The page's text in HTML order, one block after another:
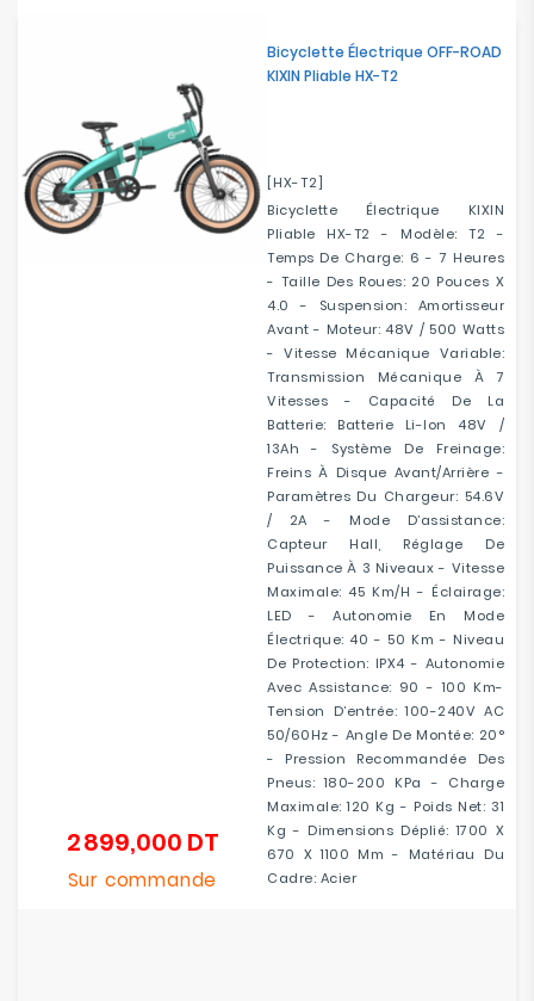
Bicyclette Électrique OFF-ROAD
KIXIN Pliable HX-T2
[HX-T2]
Bicyclette Électrique KIXIN
Pliable HX-T2 - Modèle: T2 -
Temps De Charge: 6 - 7 Heures
- Taille Des Roues: 20 Pouces X
4.0 - Suspension: Amortisseur
Avant - Moteur: 48V / 500 Watts
- Vitesse Mécanique Variable:
Transmission Mécanique À 7
Vitesses - Capacité De La
Batterie: Batterie Li-Ion 48V /
13Ah - Système De Freinage:
Freins À Disque Avant/arrière -
Paramètres Du Chargeur: 54.6V
/ 2A - Mode D’assistance:
Capteur Hall, Réglage De
Puissance À 3 Niveaux - Vitesse
Maximale: 45 Km/h - Éclairage:
LED - Autonomie En Mode
Électrique: 40 - 50 Km - Niveau
De Protection: IPX4 - Autonomie
Avec Assistance: 90 - 100 Km-
Tension D’entrée: 100-240V AC
50/60Hz - Angle De Montée: 20°
- Pression Recommandée Des
Pneus: 180-200 KPa - Charge
Maximale: 120 Kg - Poids Net: 31
Kg - Dimensions Déplié: 1700 X
670 X 1100 Mm - Matériau Du
Cadre: Acier
2 899,000 DTPrix
Sur commande